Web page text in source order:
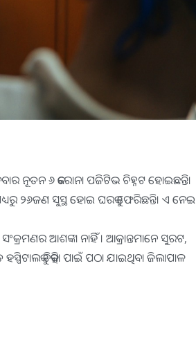
ନୂତନ ୬ କରୋନା ପଜିଟିଭ ଚିହ୍ନଟ ହୋଇଛନ୍ତି।
୨୬ଜଣ ସୁସ୍ଥ ହୋଇ ଘରକୁ ଫେରିଛନ୍ତି। ଏ ନେଇ
ଆଶଙ୍କା ନାହିଁ । ଆକ୍ରାନ୍ତମାନେ ସୁରଟ,
ଚିକିତ୍ସା ପାଇଁ ପଠା ଯାଇଥିବା ଜିଲାପାଳ